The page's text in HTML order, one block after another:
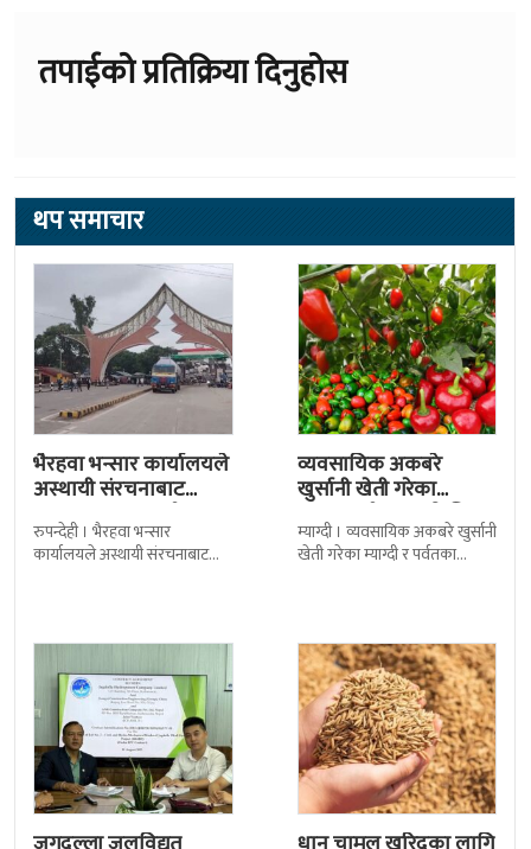
तपाईको प्रतिक्रिया दिनुहोस
थप समाचार
भैरहवा भन्सार कार्यालयले
अस्थायी संरचनाबाट
अत्यावश्यक सामाग्री
ल्याउदै
रुपन्देही । भैरहवा भन्सार
कार्यालयले अस्थायी संरचनाबाट
व्यवसायिक अकबरे
खुर्सानी खेती गरेका
कृषकलाई बजारको चिन्ता
म्याग्दी । व्यवसायिक अकबरे खुर्सानी
खेती गरेका म्याग्दी र पर्वतका